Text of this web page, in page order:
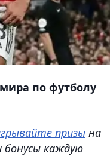
по футболу
призы на
каждую